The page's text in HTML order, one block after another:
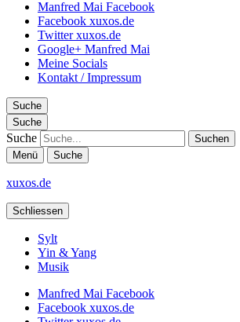
Manfred Mai Facebook
Facebook xuxos.de
Twitter xuxos.de
Google+ Manfred Mai
Meine Socials
Kontakt / Impressum
Suche
Suche
Suche
Menü Suche
xuxos.de
Schliessen
Sylt
Yin & Yang
Musik
Manfred Mai Facebook
Facebook xuxos.de